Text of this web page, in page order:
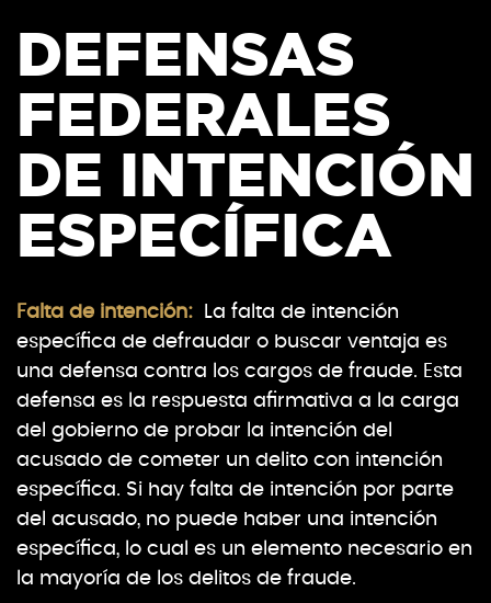
DEFENSAS
FEDERALES
DE INTENCIÓN
ESPECÍFICA
Falta de intención: La falta de intención
específica de defraudar o buscar ventaja es
una defensa contra los cargos de fraude. Esta
defensa es la respuesta afirmativa a la carga
del gobierno de probar la intención del
acusado de cometer un delito con intención
específica. Si hay falta de intención por parte
del acusado, no puede haber una intención
específica, lo cual es un elemento necesario en
la mayoría de los delitos de fraude.